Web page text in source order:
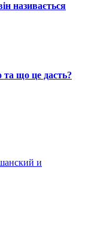
називається
та що це даcть?